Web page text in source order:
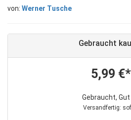
von: Werner Tusche
Gebraucht
5,99 €*
Gebraucht, Gut
Versandfertig: